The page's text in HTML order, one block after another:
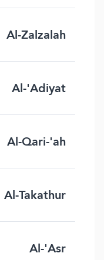
Al-Zalzalah
Al-'Adiyat
Al-Qari-'ah
Al-Takathur
Al-'Asr